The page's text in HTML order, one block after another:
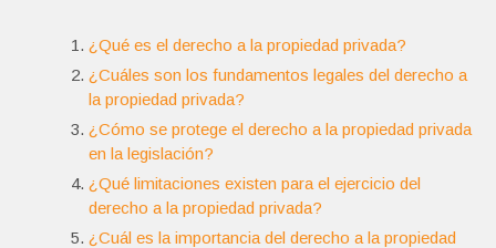
¿Qué es el derecho a la propiedad privada?
¿Cuáles son los fundamentos legales del derecho a
la propiedad privada?
¿Cómo se protege el derecho a la propiedad privada
en la legislación?
¿Qué limitaciones existen para el ejercicio del
derecho a la propiedad privada?
¿Cuál es la importancia del derecho a la propiedad